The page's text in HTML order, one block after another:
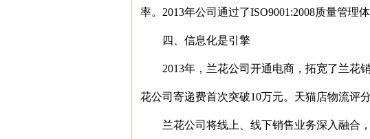
率。 2013年公司通过了ISO9001:2008质量管理
四、信息化是引擎
2013年，兰花公司开通电商，拓宽了兰花销
花公司寄递费首次突破10万元。天猫店物流评
兰花公司将线上、线下销售业务深入融合